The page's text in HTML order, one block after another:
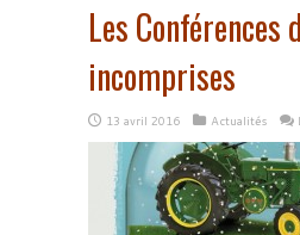
Les Conférences
incomprises
13 avril 2016 Actualités